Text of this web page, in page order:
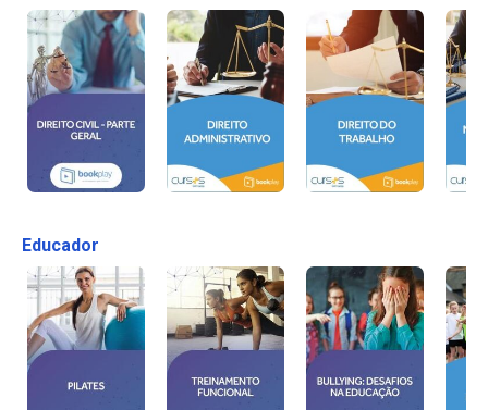
Educador